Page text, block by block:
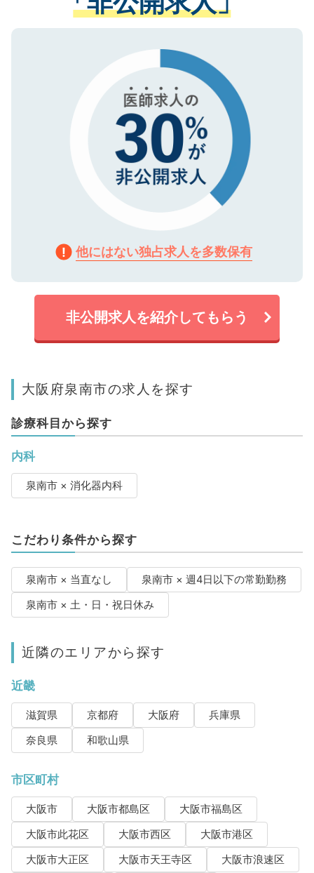
る、プライバシーマークを取得済みです。
ご登録いただいた個人情報は、SSL（デー
で、機密保持に関してもご安心ください。
ない方には、長期的なサポートが可能です
ので、まずはご登録ください。
他にはない独占求人を多数保有
非公開求人を紹介してもらう
大阪府泉南市の求人を探す
診療科目から探す
内科
泉南市 × 消化器内科
こだわり条件から探す
泉南市 × 当直なし
泉南市 × 週4日以下の常勤勤務
泉南市 × 土・日・祝日休み
近隣のエリアから探す
近畿
滋賀県 京都府 大阪府
兵庫県
奈良県
和歌山県
市区町村
大阪市 大阪市都島区
大阪市福島区
大阪市此花区
大阪市西区
大阪市港区
大阪市大正区
大阪市天王寺区
大阪市浪速区